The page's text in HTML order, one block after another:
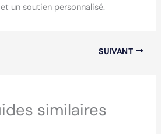
un soutien personnalisé.
SUIVANT
similaires